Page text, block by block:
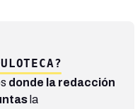
donde la redacción
la